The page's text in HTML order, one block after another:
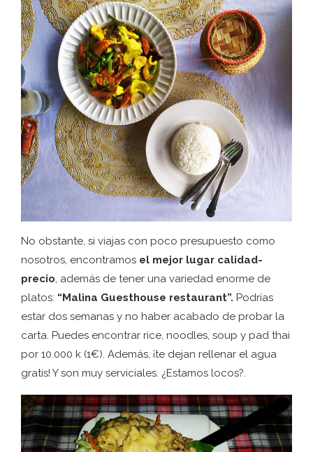
No obstante, si viajas con poco presupuesto como
nosotros, encontramos el mejor lugar calidad-
precio, además de tener una variedad enorme de
platos: “Malina Guesthouse restaurant”. Podrías
estar dos semanas y no haber acabado de probar la
carta. Puedes encontrar rice, noodles, soup y pad thai
por 10.000 k (1€). Además, ¡te dejan rellenar el agua
gratis! Y son muy serviciales. ¿Estamos locos?.